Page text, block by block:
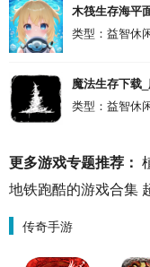
木筏生存海平
1.0.3.19安卓版
类型：益智休
魔法生存下载
类型：益智休
更多游戏专题推荐：
地铁跑酷的游戏合集
传奇手游